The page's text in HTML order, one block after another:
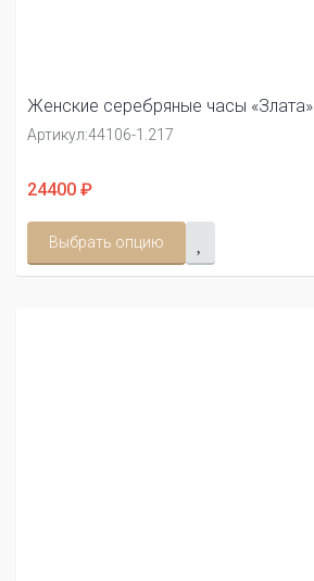
Женские серебряные часы «Злата»
Артикул:44106-1.217
24400 ₽
Выбрать опцию